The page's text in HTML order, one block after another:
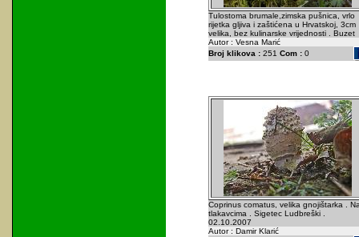
Tulostoma brumale,zimska pušnica, vrlo
rijetka gljiva i zaštićena u Hrvatskoj, 3cm
velika, bez kulinarske vrijednosti . Buzet
Autor : Vesna Marić
Broj klikova :251 Com :0
Coprinus comatus, velika gnojištarka .
tlakavcima . Sigetec Ludbreški .
02.10.2007
Autor : Damir Klarić